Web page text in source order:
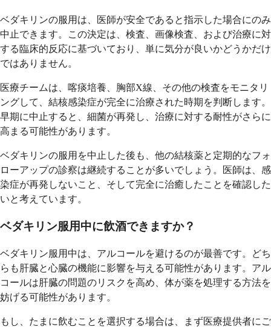
ベダキリンの服用は、医師が安全であると指示した場合にのみ
中止できます。この決定は、検査、画像検査、および治療に対
する臨床的反応に基づいており、単に気分が良いかどうかだけ
ではありません。
医療チームは、喀痰培養、胸部X線、その他の検査をモニタリ
ングして、結核感染症が完全に治療された時期を判断します。
早期に中止すると、細菌が再発し、治療に対する耐性がさらに
高まる可能性があります。
ベダキリンの服用を中止した後も、他の結核薬と定期的なフォ
ローアップの診察は継続することが多いでしょう。医師は、感
染症が再発しないこと、そして完全に治癒したことを確認した
いと考えています。
ベダキリン服用中に飲酒できますか？
ベダキリン服用中は、アルコールを避けるのが最善です。どち
らも肝臓と心臓の機能に影響を与える可能性があります。アル
コールは肝臓の問題のリスクを高め、体が薬を処理する方法を
妨げる可能性があります。
もし、たまに飲むことを選択する場合は、まず医療提供者にご